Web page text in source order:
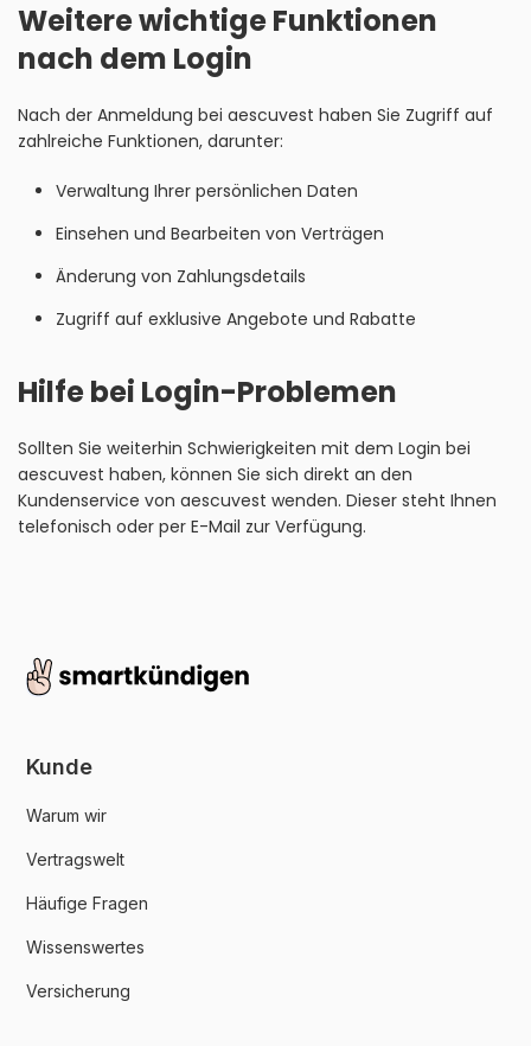
Weitere wichtige Funktionen
nach dem Login
Nach der Anmeldung bei aescuvest haben Sie Zugriff auf
zahlreiche Funktionen, darunter:
Verwaltung Ihrer persönlichen Daten
Einsehen und Bearbeiten von Verträgen
Änderung von Zahlungsdetails
Zugriff auf exklusive Angebote und Rabatte
Hilfe bei Login-Problemen
Sollten Sie weiterhin Schwierigkeiten mit dem Login bei
aescuvest haben, können Sie sich direkt an den
Kundenservice von aescuvest wenden. Dieser steht Ihnen
telefonisch oder per E-Mail zur Verfügung.
Kunde
Warum wir
Vertragswelt
Häufige Fragen
Wissenswertes
Versicherung